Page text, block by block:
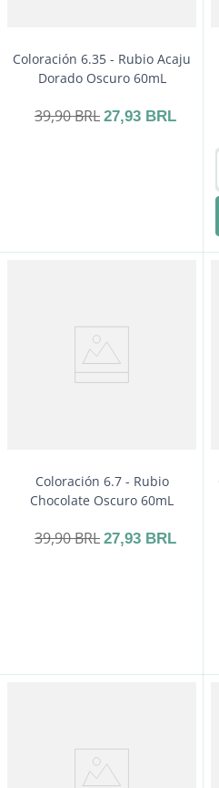
Coloración 6.35 - Rubio Acaju
Dorado Oscuro 60mL
39,90BRL 27,93 BRL
Coloración 6.7 - Rubio
Chocolate Oscuro 60mL
39,90BRL 27,93 BRL